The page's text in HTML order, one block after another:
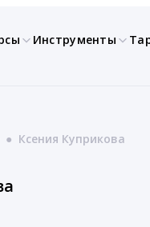
Инструменты
● Ксения Куприкова